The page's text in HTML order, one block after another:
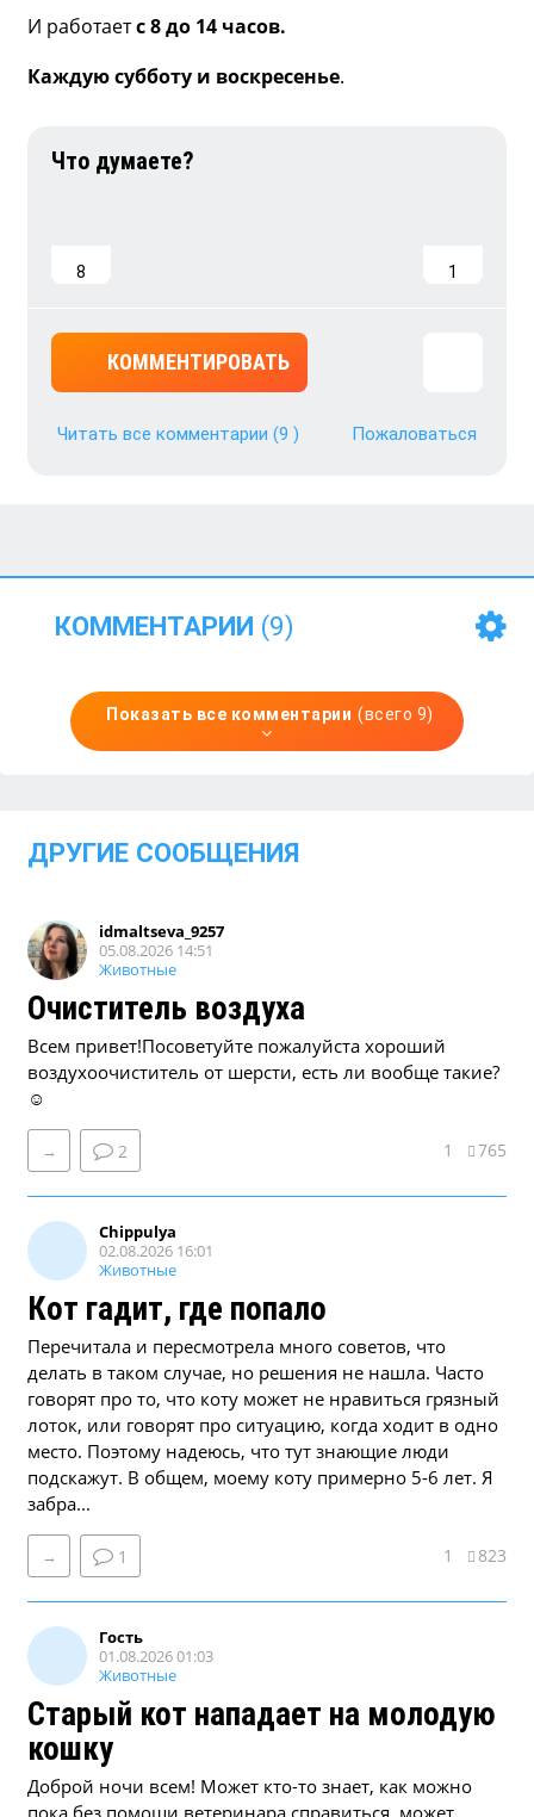
И работаетс 8 до 14 часов.
Каждую субботу и воскресенье.
8 1
КОММЕНТИРОВАТЬ
Читать все комментарии (9 ) Пожаловаться
КОММЕНТАРИИ (9)
Показать все комментарии (всего 9)
ДРУГИЕ СООБЩЕНИЯ
idmaltseva_9257
05.08.2026 14:51
Животные
Очиститель воздуха
Всем привет!Посоветуйте пожалуйста хороший
воздухоочиститель от шерсти, есть ли вообще такие?
☺
→ 2 1 765
Chippulya
02.08.2026 16:01
Животные
Кот гадит, где попало
Перечитала и пересмотрела много советов, что
делать в таком случае, но решения не нашла. Часто
говорят про то, что коту может не нравиться грязный
лоток, или говорят про ситуацию, когда ходит в одно
место. Поэтому надеюсь, что тут знающие люди
подскажут. В общем, моему коту примерно 5-6 лет. Я
забра...
→ 1 1 823
Гость
01.08.2026 01:03
Животные
Старый кот нападает на молодую
кошку
Доброй ночи всем! Может кто-то знает, как можно